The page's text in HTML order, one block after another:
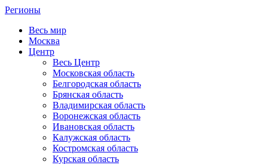
Регионы
Весь мир
Москва
Центр
Весь Центр
Московская область
Белгородская область
Брянская область
Владимирская область
Воронежская область
Ивановская область
Калужская область
Костромская область
Курская область